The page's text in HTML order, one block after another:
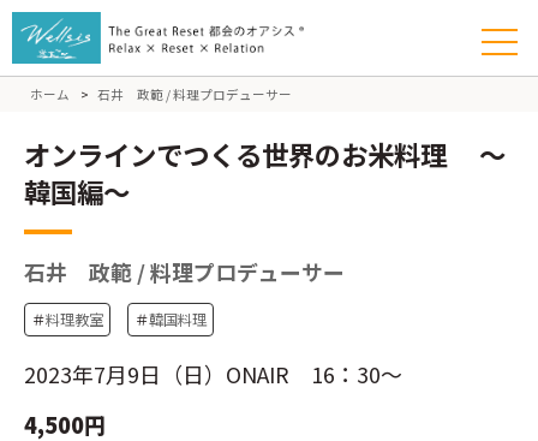
ホーム > 石井 政範 / 料理プロデューサー
オンラインでつくる世界のお米料理 ～
韓国編～
石井 政範 / 料理プロデューサー
＃料理教室 ＃韓国料理
2023年7月9日（日）ONAIR 16：30～
4,500円